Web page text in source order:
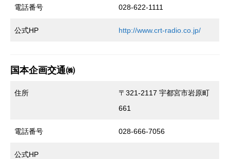
電話番号 028-622-1111
公式HP http://www.crt-radio.co.jp/
国本企画交通㈱
住所
〒321-2117 宇都宮市岩原町
661
電話番号 028-666-7056
公式HP